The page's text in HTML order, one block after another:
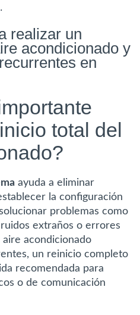
realizar un
acondicionado y
en
total del
ayuda a eliminar
la configuración
problemas como
extraños o errores
aire acondicionado
un reinicio completo
recomendada para
o de comunicación